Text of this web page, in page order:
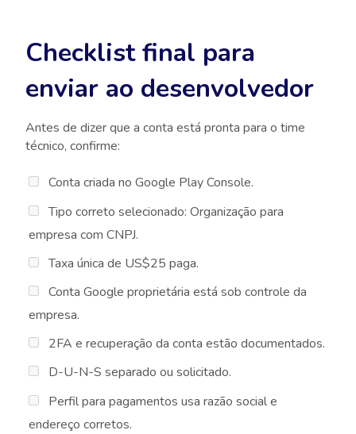
Checklist final para
enviar ao desenvolvedor
Antes de dizer que a conta está pronta para o time
técnico, confirme:
Conta criada no Google Play Console.
Tipo correto selecionado: Organização para
empresa com CNPJ.
Taxa única de US$25 paga.
Conta Google proprietária está sob controle da
empresa.
2FA e recuperação da conta estão documentados.
D-U-N-S separado ou solicitado.
Perfil para pagamentos usa razão social e
endereço corretos.